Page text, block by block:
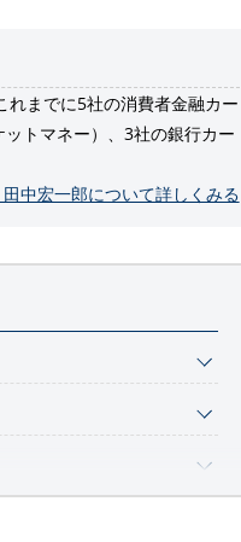
までに5社の消費者金融カー
トマネー）、3社の銀行カー
田中宏一郎について詳しくみる